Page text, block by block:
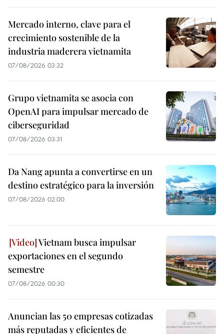
Mercado interno, clave para el
crecimiento sostenible de la
industria maderera vietnamita
07/08/2026 03:32
Grupo vietnamita se asocia con
OpenAI para impulsar mercado de
ciberseguridad
07/08/2026 03:31
Da Nang apunta a convertirse en un
destino estratégico para la inversión
07/08/2026 02:00
Vietnam busca impulsar
exportaciones en el segundo
semestre
07/08/2026 00:30
Anuncian las 50 empresas cotizadas
más reputadas y eficientes de